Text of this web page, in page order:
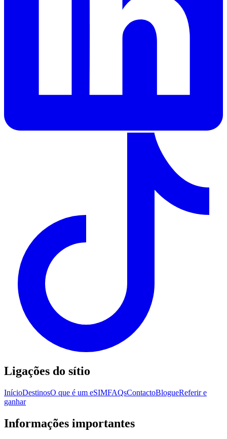
Ligações do sítio
InícioDestinosO que é um eSIMFAQsContactoBlogueReferir e
ganhar
Informações importantes